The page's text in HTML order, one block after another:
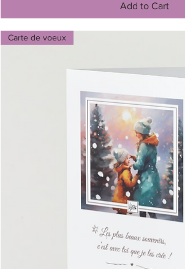
Add to Cart
Carte de voeux